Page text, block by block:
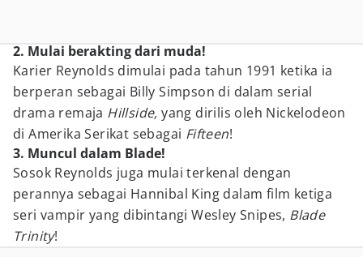
2. Mulai berakting dari muda!
Karier Reynolds dimulai pada tahun 1991 ketika ia
berperan sebagai Billy Simpson di dalam serial
drama remaja Hillside,yang dirilis oleh Nickelodeon
di Amerika Serikat sebagai Fifteen!
3. Muncul dalam Blade!
Sosok Reynolds juga mulai terkenal dengan
perannya sebagai Hannibal King dalam film ketiga
seri vampir yang dibintangi Wesley Snipes, Blade
Trinity!